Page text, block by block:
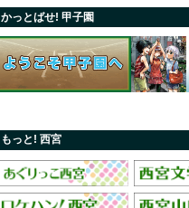
かっとばせ! 甲子園
もっと! 西宮